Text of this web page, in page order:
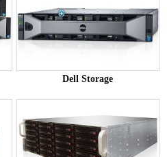
Dell Storage